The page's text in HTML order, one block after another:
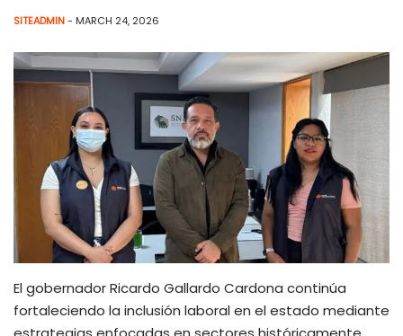
SITEADMIN- MARCH 24, 2026
El gobernador Ricardo Gallardo Cardona continúa
fortaleciendo la inclusión laboral en el estado mediante